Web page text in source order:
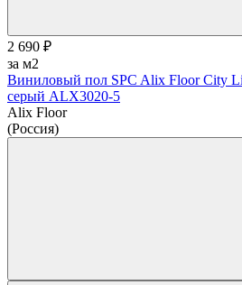
2 690 ₽
за м2
Виниловый пол SPC Alix Floor City
серый ALX3020-5
Alix Floor
(Россия)